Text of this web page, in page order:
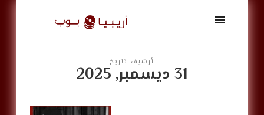
أريبيا
بوب
ArabiaPopأرشيف تاريخ
31 ديسمبر, 2025